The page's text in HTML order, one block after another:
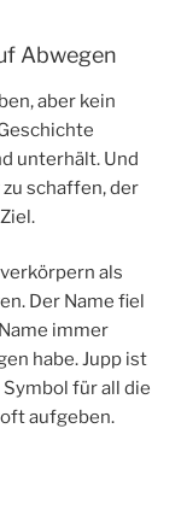
Abwegen
aber kein
unterhält. Und
schaffen, der
als
Der Name fiel
immer
habe. Jupp ist
für all die
aufgeben.